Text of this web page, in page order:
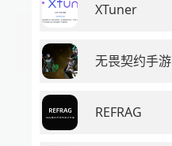
XTuner
无畏契约手游
REFRAG